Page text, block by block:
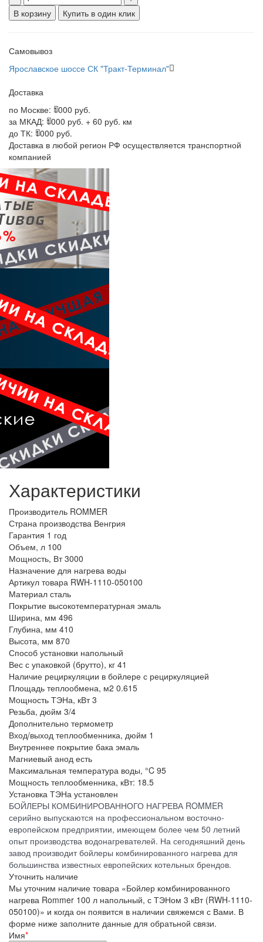
В корзину
Купить в один клик
Самовывоз
Ярославское шоссе СК "Тракт-Терминал"
Доставка
по Москве: 1000 руб.
за МКАД: 1000 руб. + 60 руб. км
до ТК: 1000 руб.
Доставка в любой регион РФ осуществляется транспортной
компанией
Характеристики
Производитель ROMMER
Страна производства Венгрия
Гарантия 1 год
Объем, л 100
Мощность, Вт 3000
Назначение для нагрева воды
Артикул товара RWH-1110-050100
Материал сталь
Покрытие высокотемпературная эмаль
Ширина, мм 496
Глубина, мм 410
Высота, мм 870
Способ установки напольный
Вес с упаковкой (брутто), кг 41
Наличие рециркуляции в бойлере с рециркуляцией
Площадь теплообмена, м2 0.615
Мощность ТЭНа, кВт 3
Резьба, дюйм 3/4
Дополнительно термометр
Вход/выход теплообменника, дюйм 1
Внутреннее покрытие бака эмаль
Магниевый анод есть
Максимальная температура воды, °C 95
Мощность теплообменника, кВт: 18.5
Установка ТЭНа установлен
БОЙЛЕРЫ КОМБИНИРОВАННОГО НАГРЕВА ROMMER
серийно выпускаются на профессиональном восточно-
европейском предприятии, имеющем более чем 50 летний
опыт производства водонагревателей. На сегодняшний день
завод производит бойлеры комбинированного нагрева для
большинства известных европейских котельных брендов.
Уточнить наличие
Мы уточним наличие товара «Бойлер комбинированного
нагрева Rommer 100 л напольный, с ТЭНом 3 кВт (RWH-1110-
050100)» и когда он появится в наличии свяжемся с Вами. В
форме ниже заполните данные для обратьной связи.
Имя*